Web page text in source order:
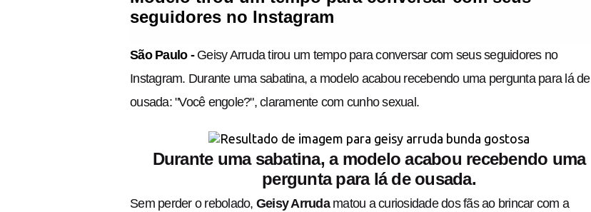
seguidores no Instagram
São Paulo - Geisy Arruda tirou um tempo para conversar com seus seguidores no
Instagram. Durante uma sabatina, a modelo acabou recebendo uma pergunta para lá de
ousada: "Você engole?", claramente com cunho sexual.
Durante uma sabatina, a modelo acabou recebendo uma
pergunta para lá de ousada.
Sem perder o rebolado, Geisy Arrudamatou a curiosidade dos fãs ao brincar com a